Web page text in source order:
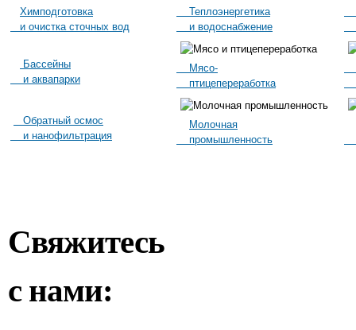
Химподготовка
и очистка сточных вод
Теплоэнергетика
и водоснабжение
Бассейны
и аквапарки
Мясо-
птицепереработка
Обратный осмос
и нанофильтрация
Молочная
промышленность
Свяжитесь
с нами: